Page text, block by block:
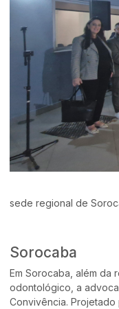
sede regional de
Sorocaba
Em Sorocaba, além da
odontológico, a
Convivência.